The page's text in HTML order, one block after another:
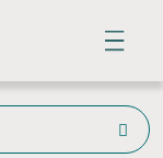
Menu